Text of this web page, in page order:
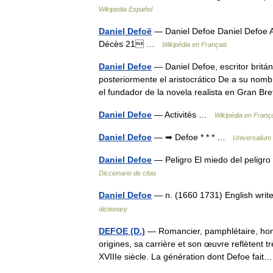
Wikipedia Español
Daniel Defoë — Daniel Defoe Daniel Defoe
Décès 21 …
Wikipédia en Français
Daniel Defoe — Daniel Defoe, escritor
posteriormente el aristocrático De a su
el fundador de la novela realista en Gran
Daniel Defoe — Activités … Wikipédia en
Daniel Defoe — ➡ Defoe * * * … Universalium
Daniel Defoe — Peligro El miedo del
Diccionario de citas
Daniel Defoe — n. (1660 1731) English
dictionary
DEFOE (D.) — Romancier, pamphlétaire,
origines, sa carrière et son œuvre reflètent
XVIIIe siècle. La génération dont Defoe